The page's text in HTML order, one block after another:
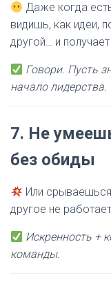
Даже когда
видишь, как идеи,
другой… и
Говори. Пусть
начало лидерства.
7. Не
без обиды
Или
другое не
Искренность +
команды.